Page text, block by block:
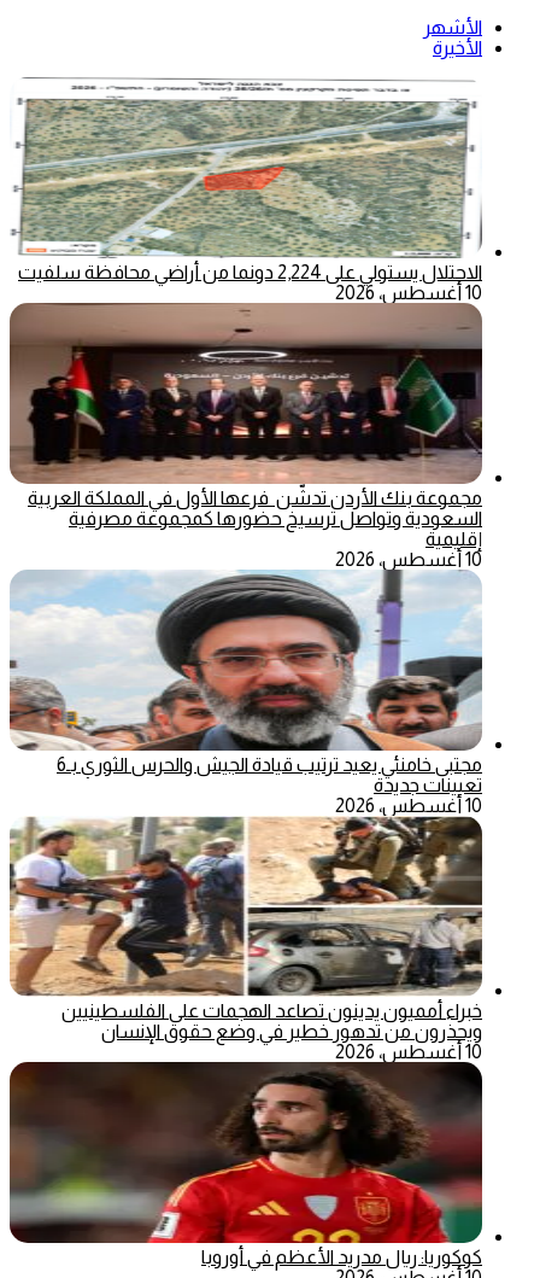
الأشهر
الأخيرة
الاحتلال يستولي على 2,224 دونما من أراضي محافظة سلفيت
10 أغسطس، 2026
مجموعة بنك الأردن تدشّن فرعها الأول في المملكة العربية
السعودية وتواصل ترسيخ حضورها كمجموعة مصرفية
إقليمية
10 أغسطس، 2026
مجتبى خامنئي يعيد ترتيب قيادة الجيش والحرس الثوري بـ6
تعيينات جديدة
10 أغسطس، 2026
خبراء أمميون يدينون تصاعد الهجمات على الفلسطينيين
ويحذرون من تدهور خطير في وضع حقوق الإنسان
10 أغسطس، 2026
كوكوريا: ريال مدريد الأعظم في أوروبا